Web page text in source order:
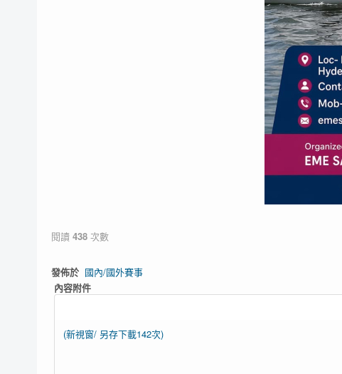
閱讀 438 次數
發佈於 國內/國外賽事
內容附件
(新視窗/ 另存下載142次)